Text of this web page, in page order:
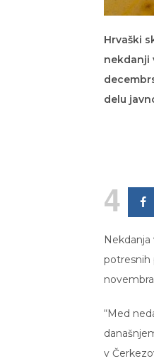
Hrvaški
nekdanji
delu
4
potresnih
“Med
v